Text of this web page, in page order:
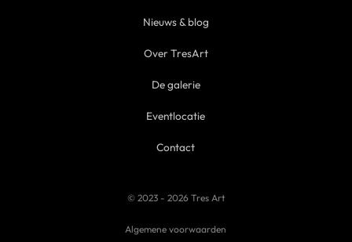
Nieuws & blog
Over TresArt
De galerie
Eventlocatie
Contact
© 2023 - 2026 Tres Art
Algemene voorwaarden